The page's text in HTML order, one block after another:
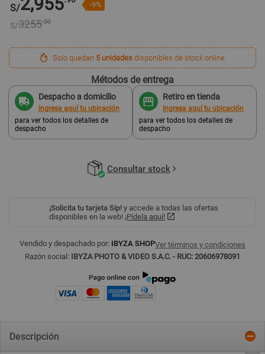
S/ -9%
S/3255.00
Solo quedan 5 unidades disponibles de stock online
Métodos de entrega
Despacho a domicilio
Ingresa aquí tu ubicación
para ver todos los detalles de
despacho
Retiro en tienda
Ingresa aquí tu ubicación
para ver todos los detalles de
despacho
Consultar stock
¡Solicita tu tarjeta Sip! y accede a todas las ofertas
disponibles en la web! ¡Pídela aquí!
Vendido y despachado por: IBYZA SHOPVer términos y condiciones
Razón social: IBYZA PHOTO & VIDEO S.A.C. - RUC: 20606978091
Descripción